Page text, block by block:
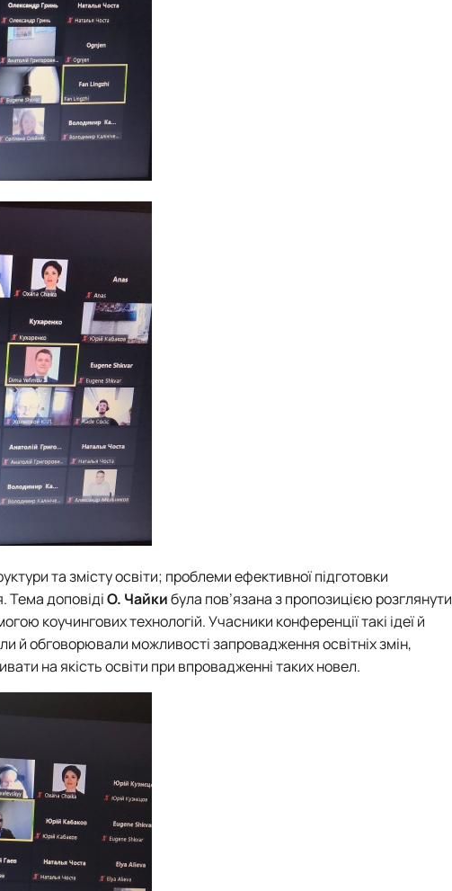
та змісту освіти; проблеми ефективної підготовки
Тема доповідіО. Чайкибула пов’язана з пропозицією розглянути
коучингових технологій. Учасники конференції такі ідеї й
й обговорювали можливості запровадження освітніх змін,
на якість освіти при впровадженні таких новел.